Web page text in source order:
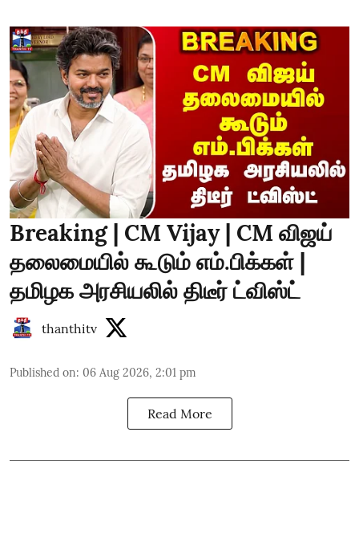
Breaking | CM Vijay | CM விஜய்
தலைமையில் கூடும் எம்.பிக்கள் |
தமிழக அரசியலில் திடீர் ட்விஸ்ட்
thanthitv
Published on: 06 Aug 2026, 2:01 pm
Read More